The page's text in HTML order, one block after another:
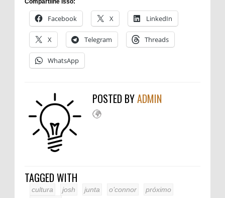
Compartilhe isso:
Facebook X LinkedIn
X Telegram Threads
WhatsApp
POSTED BYADMIN
TAGGED WITH
cultura josh junta o’connor
próximo